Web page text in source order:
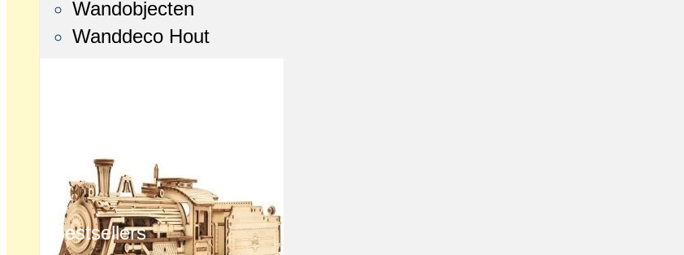
Wandobjecten
Wanddeco Hout
Bestsellers